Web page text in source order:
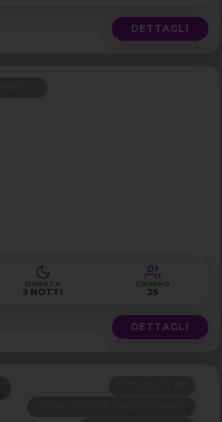
DETTAGLI
DURATA
3 NOTTI
GRUPPO
25
DETTAGLI